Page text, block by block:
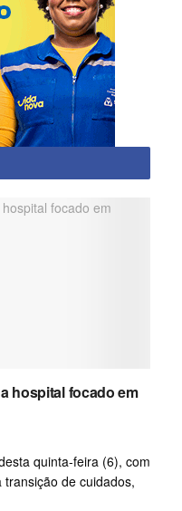
hospital focado em
quinta-feira (6), com
de cuidados,